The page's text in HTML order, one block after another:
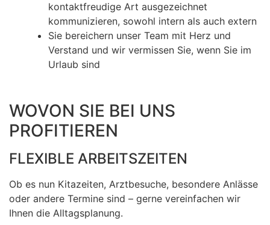
kontaktfreudige Art ausgezeichnet
kommunizieren, sowohl intern als auch extern
Sie bereichern unser Team mit Herz und
Verstand und wir vermissen Sie, wenn Sie im
Urlaub sind
WOVON SIE BEI UNS
PROFITIEREN
FLEXIBLE ARBEITSZEITEN
Ob es nun Kitazeiten, Arztbesuche, besondere Anlässe
oder andere Termine sind – gerne vereinfachen wir
Ihnen die Alltagsplanung.